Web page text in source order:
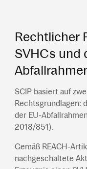
Rechtlicher
SVHCs und
SCIP basiert auf
Rechtsgrundlagen:
der EU-
2018/851).
Gemäß REACH-
nachgeschaltete